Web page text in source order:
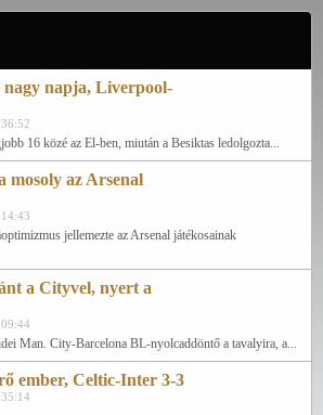
nagy napja, Liverpool-
16 közé az El-ben, miután a Besiktas ledolgozta...
mosoly az Arsenal
jellemezte az Arsenal játékosainak
a Cityvel, nyert a
Man. City-Barcelona BL-nyolcaddöntő a tavalyira, a...
ember, Celtic-Inter 3-3